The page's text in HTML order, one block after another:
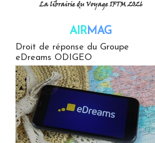
AIRMAG
Droit de réponse du Groupe
eDreams ODIGEO